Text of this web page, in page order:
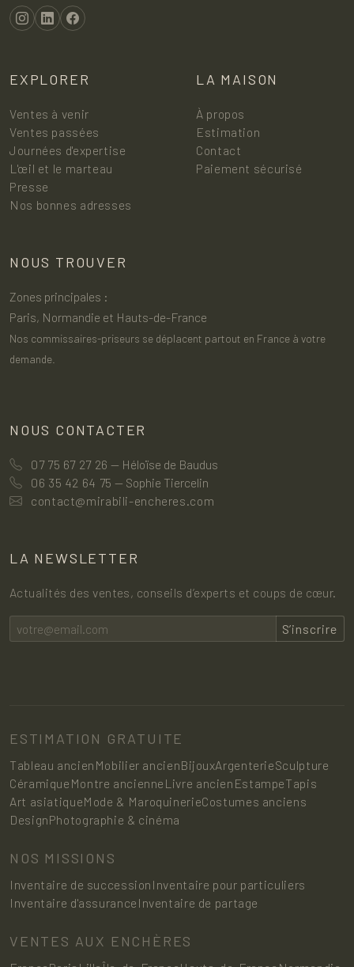
EXPLORER
Ventes à venir
Ventes passées
Journées d'expertise
L'œil et le marteau
Presse
Nos bonnes adresses
LA MAISON
À propos
Estimation
Contact
Paiement sécurisé
NOUS TROUVER
Zones principales :
Paris, Normandie et Hauts-de-France
Nos commissaires-priseurs se déplacent partout en France à votre
demande.
NOUS CONTACTER
07 75 67 27 26 — Héloïse de Baudus
06 35 42 64 75 — Sophie Tiercelin
contact@mirabili-encheres.com
LA NEWSLETTER
Actualités des ventes, conseils d’experts et coups de cœur.
S’inscrire
ESTIMATION GRATUITE
Tableau ancien Mobilier ancienBijouxArgenterieSculpture
Céramique Montre ancienne Livre ancien EstampeTapis
Art asiatiqueMode & MaroquinerieCostumes anciens
DesignPhotographie & cinéma
NOS MISSIONS
Inventaire de succession Inventaire pour particuliers
Inventaire d'assurance Inventaire de partage
VENTES AUX ENCHÈRES